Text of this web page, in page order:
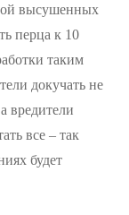
высушенных
перца к 10
таким
докучать не
вредители
все – так
будет